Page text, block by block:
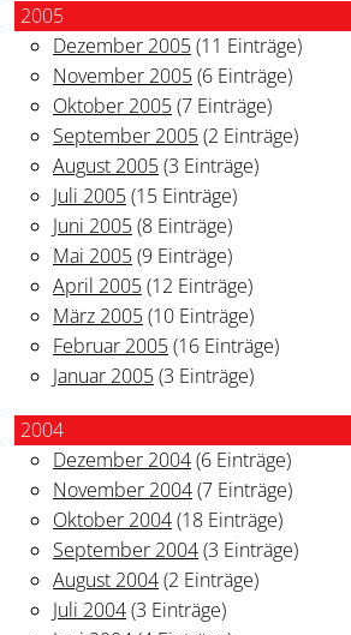
2005
Dezember 2005(11 Einträge)
November 2005(6 Einträge)
Oktober 2005(7 Einträge)
September 2005(2 Einträge)
August 2005(3 Einträge)
Juli 2005(15 Einträge)
Juni 2005(8 Einträge)
Mai 2005(9 Einträge)
April 2005(12 Einträge)
März 2005(10 Einträge)
Februar 2005(16 Einträge)
Januar 2005(3 Einträge)
2004
Dezember 2004(6 Einträge)
November 2004(7 Einträge)
Oktober 2004(18 Einträge)
September 2004(3 Einträge)
August 2004(2 Einträge)
Juli 2004(3 Einträge)